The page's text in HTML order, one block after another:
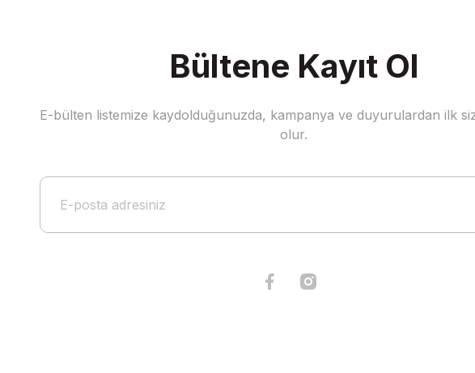
Gönder
Bültene Kayıt Ol
E-bülten listemize kaydolduğunuzda, kampanya ve duyurulardan ilk
olur.